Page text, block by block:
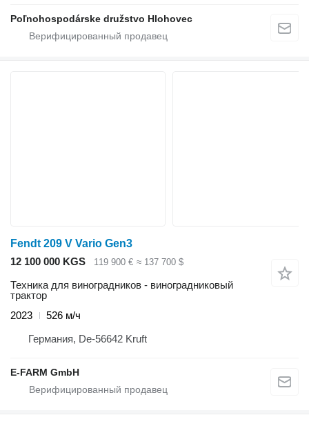
Poľnohospodárske družstvo Hlohovec
Fendt 209 V Vario Gen3
12 100 000 KGS
119 900 € ≈ 137 700 $
Техника для виноградников - виноградниковый
трактор
2023
526 м/ч
Германия, De-56642 Kruft
E-FARM GmbH